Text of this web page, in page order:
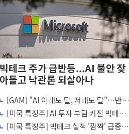
빅테크 주가 급반등...AI 불안 잦
아들고 낙관론 되살아나
[GAM] "AI 이래도 탈, 저래도 탈"…반도
체·빅테크 현기증 장세, 왜?
[미국 특징주] AI 투자 부담 커진 빅테
크…2.3조 달러 클라우드 수주가 버팀목
[미국 특징주] 빅테크 실적 '깜짝' 급증의